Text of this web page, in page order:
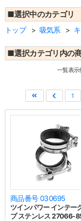
■選択中のカテゴリ
トップ 吸気系
■選択カテゴリ内の
一覧表示
1
商品番号 030695
ツインパワー インテー
プ ステンレス 27066-